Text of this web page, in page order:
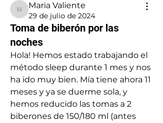
Maria Valiente
Maria Valiente
29 de julio de 2024
Toma de biberón por las
noches
Hola! Hemos estado trabajando el
método sleep durante 1 mes y nos
ha ido muy bien. Mía tiene ahora 11
meses y ya se duerme sola, y
hemos reducido las tomas a 2
biberones de 150/180 ml (antes